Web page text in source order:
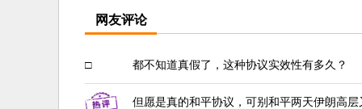
网友评论
□ 都不知道真假了，这种协议实效性有多久？
但愿是真的和平协议，可别和平两天伊朗高层